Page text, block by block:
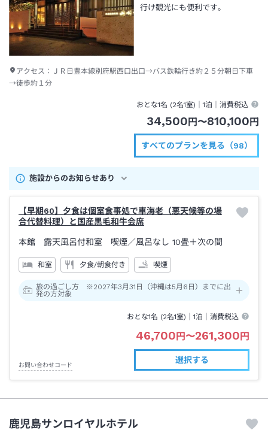
行け観光にも便利です。
アクセス： ＪＲ日豊本線別府駅西口出口→バス鉄輪行き約２５分朝日下車
→徒歩約１分
おとな1名 (2名1室)｜1泊 ｜消費税込
34,500円〜810,100円
すべてのプランを見る（98）
施設からのお知らせあり
【早期60】夕食は個室食事処で車海老（悪天候等の場
合代替料理）と国産黒毛和牛会席
本館 露天風呂付和室 喫煙／風呂なし 10畳＋次の間
和室 夕食/朝食付き 喫煙
旅の過ごし方 ※2027年3月31日（沖縄は5月6日）までに出
発の方対象
おとな1名 (2名1室)｜1泊 ｜消費税込
46,700円〜261,300円
お問い合わせコード
選択する
鹿児島サンロイヤルホテル